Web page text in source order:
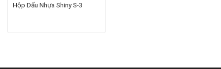
Hộp Dấu Nhựa Shiny S-3